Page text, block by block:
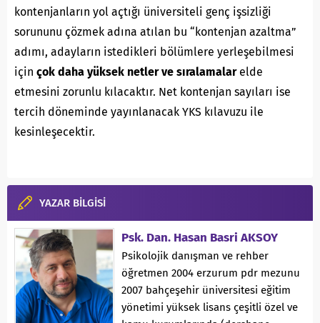
kontenjanların yol açtığı üniversiteli genç işsizliği
sorununu çözmek adına atılan bu “kontenjan azaltma”
adımı, adayların istedikleri bölümlere yerleşebilmesi
için çok daha yüksek netler ve sıralamalarelde
etmesini zorunlu kılacaktır. Net kontenjan sayıları ise
tercih döneminde yayınlanacak YKS kılavuzu ile
kesinleşecektir.
YAZAR BİLGİSİ
Psk. Dan. Hasan Basri AKSOY
Psikolojik danışman ve rehber
öğretmen 2004 erzurum pdr mezunu
2007 bahçeşehir üniversitesi eğitim
yönetimi yüksek lisans çeşitli özel ve